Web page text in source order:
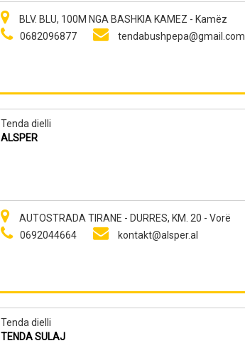
BLV. BLU, 100M NGA BASHKIA KAMEZ - Kamëz
0682096877
tendabushpepa@gmail.com
Tenda dielli
ALSPER
AUTOSTRADA TIRANE - DURRES, KM. 20 - Vorë
0692044664
kontakt@alsper.al
Tenda dielli
TENDA SULAJ